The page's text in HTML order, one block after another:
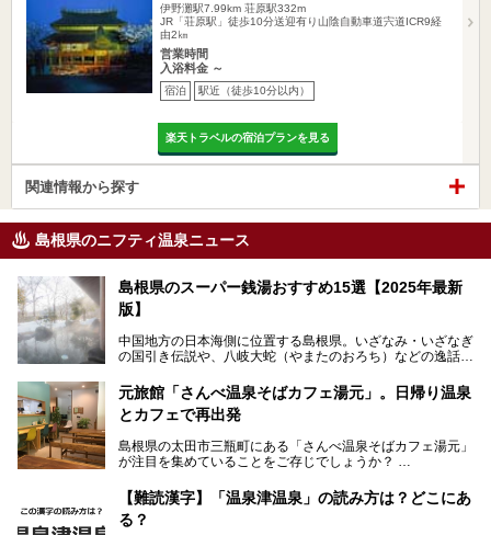
伊野灘駅7.99km 荘原駅332m
JR「荘原駅」徒歩10分送迎有り山陰自動車道宍道ICR9経
由2㎞
営業時間
入浴料金 ～
宿泊 駅近（徒歩10分以内）
楽天トラベルの宿泊プランを見る
関連情報から探す
島根県のニフティ温泉ニュース
島根県のスーパー銭湯おすすめ15選【2025年最新
版】
中国地方の日本海側に位置する島根県。いざなみ・いざなぎ
の国引き伝説や、八岐大蛇（やまたのおろち）などの逸話が
の参拝客が訪れます。「出雲縁結び空港」への直行便なら、
首都圏からでも実は2時間圏内で到着できるアクセスも魅力
です。
市）など、古くから知られる温泉郷が多くあります。ゆった
り流れる時間のなかで、心の底からのんびりできるスーパー
元旅館「さんべ温泉そばカフェ湯元」。日帰り温泉
とカフェで再出発
島根県の太田市三瓶町にある「さんべ温泉そばカフェ湯元」
が注目を集めていることをご存じでしょうか？
「さんべ温泉そばカフェ湯元」は日帰り温泉と、名物のそば
を提供するカフェという新しい営業スタイルで、観光客に限
らず地元民にも親しまれています。
【難読漢字】「温泉津温泉」の読み方は？どこにあ
る？